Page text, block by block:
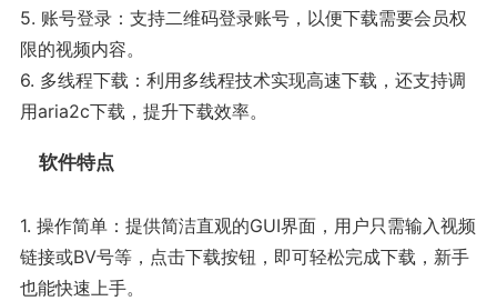
5. 账号登录：支持二维码登录账号，以便下载需要会员权
限的视频内容。
6. 多线程下载：利用多线程技术实现高速下载，还支持调
用aria2c下载，提升下载效率。
软件特点
1. 操作简单：提供简洁直观的GUI界面，用户只需输入视频
链接或BV号等，点击下载按钮，即可轻松完成下载，新手
也能快速上手。